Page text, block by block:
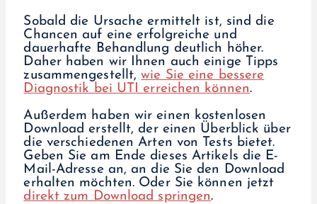
Sobald die Ursache ermittelt ist, sind die
Chancen auf eine erfolgreiche und
dauerhafte Behandlung deutlich höher.
Daher haben wir Ihnen auch einige Tipps
zusammengestellt,wie Sie eine bessere
Diagnostik bei UTI erreichen können.
Außerdem haben wir einen kostenlosen
Download erstellt, der einen Überblick über
die verschiedenen Arten von Tests bietet.
Geben Sie am Ende dieses Artikels die E-
Mail-Adresse an, an die Sie den Download
erhalten möchten. Oder Sie können jetzt
direkt zum Download springen.